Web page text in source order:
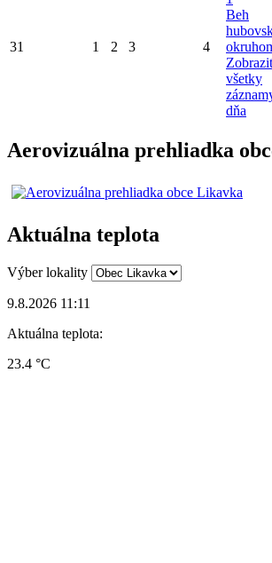
31 1 2 3 4
Beh
všetky
dňa
Aerovizuálna prehliadka
Aktuálna teplota
Výber lokality
9.8.2026 11:11
Aktuálna teplota:
23.4 °C